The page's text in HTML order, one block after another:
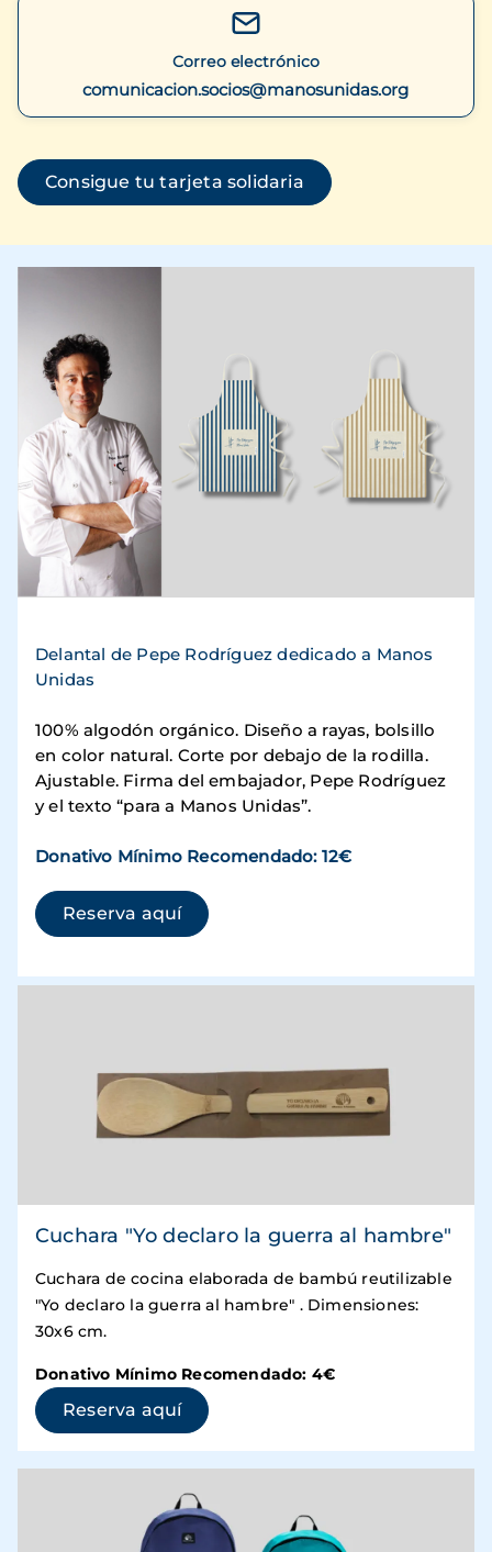
Correo electrónico
comunicacion.socios@manosunidas.org
Consigue tu tarjeta solidaria(se abre en una
Delantal de Pepe Rodríguez dedicado a Manos
Unidas
100% algodón orgánico. Diseño a rayas, bolsillo
en color natural. Corte por debajo de la rodilla.
Ajustable. Firma del embajador, Pepe Rodríguez
y el texto “para a Manos Unidas”.
Donativo Mínimo Recomendado: 12€
Reserva aquí(se abre en una ventana nueva)
Cuchara "Yo declaro la guerra al hambre"
Cuchara de cocina elaborada de bambú reutilizable
"Yo declaro la guerra al hambre" . Dimensiones:
30x6 cm.
Donativo Mínimo Recomendado: 4€
Reserva aquí(se abre en una ventana nueva)